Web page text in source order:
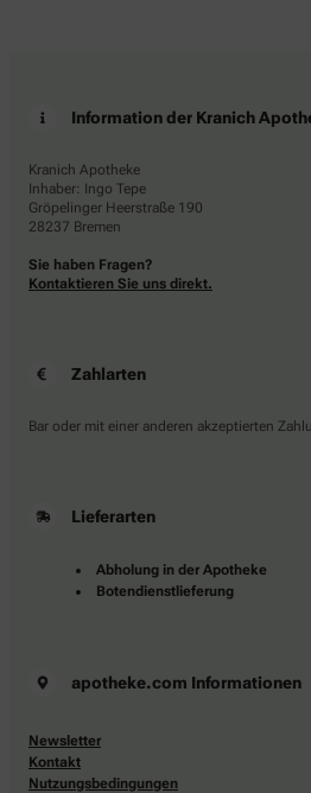
Information der Kranich
Kranich Apotheke
Inhaber: Ingo Tepe
Gröpelinger Heerstraße 190
28237 Bremen
Sie haben Fragen?
Kontaktieren Sie uns direkt.
Zahlarten
Bar oder mit einer anderen akzeptierten
Lieferarten
Abholung in der Apotheke
Botendienstlieferung
apotheke.com Informationen
Newsletter
Kontakt
Nutzungsbedingungen